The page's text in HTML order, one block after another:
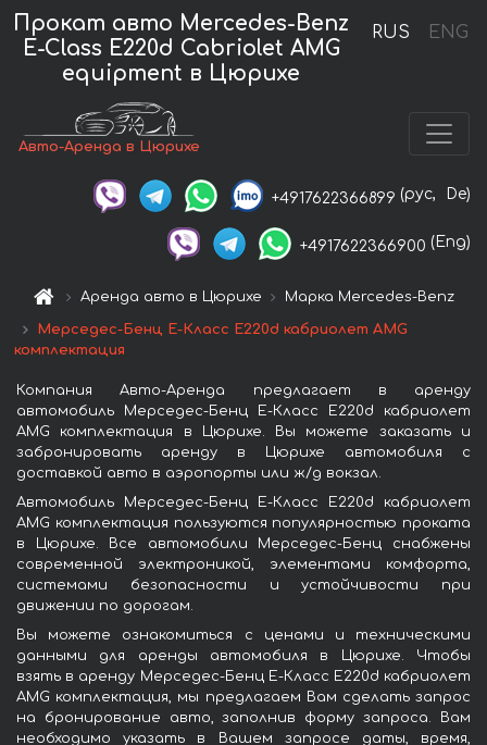
RUS ENG
Прокат авто Mercedes-Benz
E-Class E220d Cabriolet AMG
equipment в Цюрихе
Авто-Аренда в Цюрихе
+4917622366899 (рус, De)
+4917622366900 (Eng)
Аренда авто в Цюрихе Марка Mercedes-Benz
Мерседес-Бенц E-Класс E220d кабриолет AMG
комплектация
Компания Авто-Аренда предлагает в аренду
автомобиль Мерседес-Бенц E-Класс E220d кабриолет
AMG комплектация в Цюрихе. Вы можете заказать и
забронировать аренду в Цюрихе автомобиля с
доставкой авто в аэропорты или ж/д вокзал.
Автомобиль Мерседес-Бенц E-Класс E220d кабриолет
AMG комплектация пользуются популярностью проката
в Цюрихе. Все автомобили Мерседес-Бенц снабжены
современной электроникой, элементами комфорта,
системами безопасности и устойчивости при
движении по дорогам.
Вы можете ознакомиться с ценами и техническими
данными для аренды автомобиля в Цюрихе. Чтобы
взять в аренду Мерседес-Бенц E-Класс E220d кабриолет
AMG комплектация, мы предлагаем Вам сделать запрос
на бронирование авто, заполнив форму запроса. Вам
необходимо указать в Вашем запросе даты, время,